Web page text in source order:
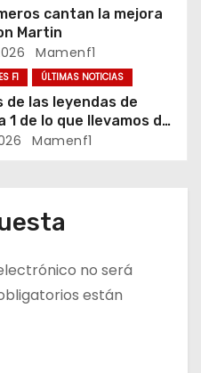
cantan la mejora
Martin
Mamenf1
F1 ÚLTIMAS NOTICIAS
de las leyendas de
1 de lo que llevamos de
2026
Mamenf1
no será
están